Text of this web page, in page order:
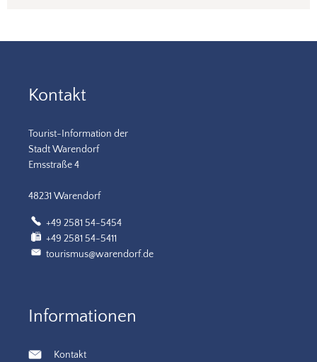
Kontakt
Tourist-Information der
Stadt Warendorf
Emsstraße 4
48231 Warendorf
+49 2581 54-5454
+49 2581 54-5411
tourismus@warendorf.de
Informationen
Kontakt